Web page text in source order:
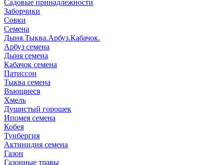
Садовые принадлежности
Заборчики
Совки
Семена
Дыня.Тыква.Арбуз.Кабачок.
Арбуз семена
Дыня семена
Кабачок семена
Патиссон
Тыква семена
Въющиеся
Хмель
Душистый горошек
Ипомея семена
Кобея
Тунбергия
Актинидия семена
Газон
Газонные травы